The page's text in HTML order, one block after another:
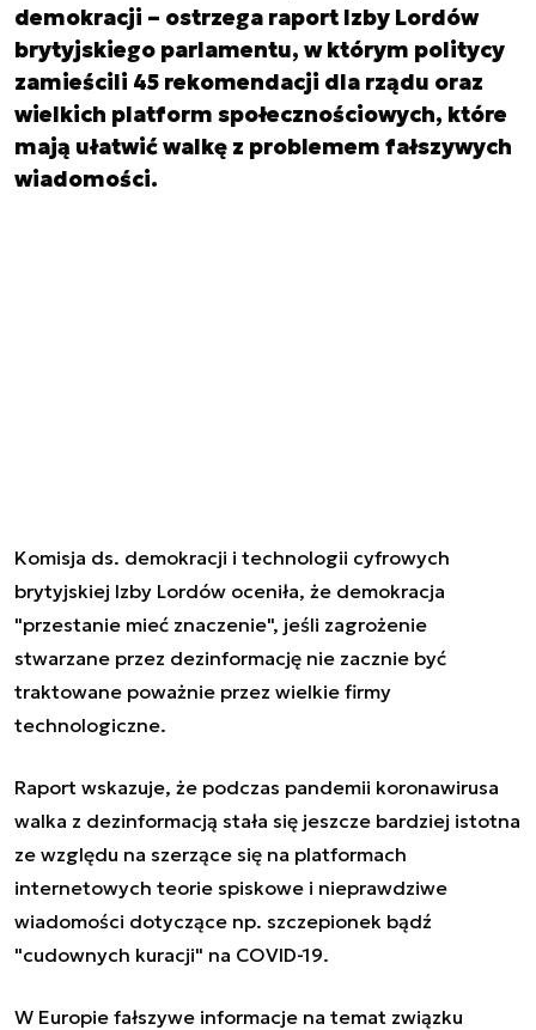
demokracji – ostrzega raport Izby Lordów
brytyjskiego parlamentu, w którym politycy
zamieścili 45 rekomendacji dla rządu oraz
wielkich platform społecznościowych, które
mają ułatwić walkę z problemem fałszywych
wiadomości.
Komisja ds. demokracji i technologii cyfrowych
brytyjskiej Izby Lordów oceniła, że demokracja
"przestanie mieć znaczenie", jeśli zagrożenie
stwarzane przez dezinformację nie zacznie być
traktowane poważnie przez wielkie firmy
technologiczne.
Raport wskazuje, że podczas pandemii koronawirusa
walka z dezinformacją stała się jeszcze bardziej istotna
ze względu na szerzące się na platformach
internetowych teorie spiskowe i nieprawdziwe
wiadomości dotyczące np. szczepionek bądź
"cudownych kuracji" na COVID-19.
W Europie fałszywe informacje na temat związku